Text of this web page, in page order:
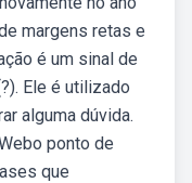
margens retas e
é um sinal de
Ele é utilizado
alguma dúvida.
ponto de
que